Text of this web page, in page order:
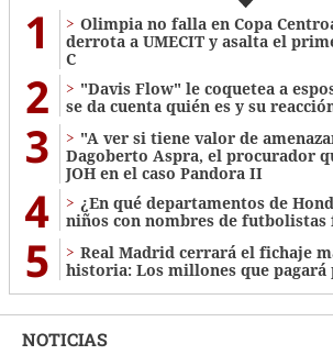
1
Olimpia no falla en Copa
derrota a UMECIT y asalta el
C
2
"Davis Flow" le coquetea a
se da cuenta quién es y su
3
"A ver si tiene valor de
Dagoberto Aspra, el procurador
JOH en el caso Pandora II
4
¿En qué departamentos de
niños con nombres de futbolistas
5
Real Madrid cerrará el fichaje
historia: Los millones que pagará
NOTICIAS